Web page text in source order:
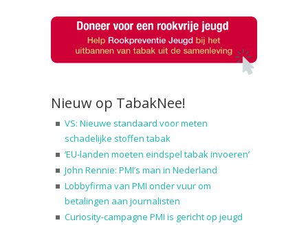
Nieuw op TabakNee!
VS: Nieuwe standaard voor meten
schadelijke stoffen tabak
‘EU-landen moeten eindspel tabak invoeren’
John Rennie: PMI’s man in Nederland
Lobbyfirma van PMI onder vuur om
betalingen aan journalisten
Curiosity-campagne PMI is gericht op jeugd